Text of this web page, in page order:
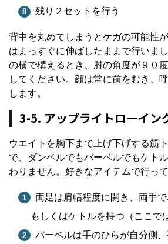
残り２セットを行う
背中を丸めてしまうとケガの可能性
はまっすぐに伸ばしたままで行いま
の横で構えるとき、肘の角度が９０
してください。顔は常に前をむき、
します。
3-5. アップライトローイン
ウエイトを胸下まで上げ下げする筋
で、ダンベルでもバーベルでもケト
わりません。好きなアイテムで行って
両足は肩幅程度に開き、両手
もしくはケトルを持つ（ここで
バーベルは手のひらが自分側